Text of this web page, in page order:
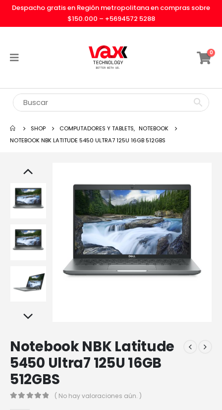
Despacho gratis en Región metropolitana en compras sobre
$150.000 – +5694572 5288
0
SHOP COMPUTADORES Y TABLETS, NOTEBOOK
NOTEBOOK NBK LATITUDE 5450 ULTRA7 125U 16GB 512GBS
Notebook NBK Latitude
5450 Ultra7 125U 16GB
512GBS
( No hay valoraciones aún. )